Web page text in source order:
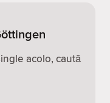
acolo, caută